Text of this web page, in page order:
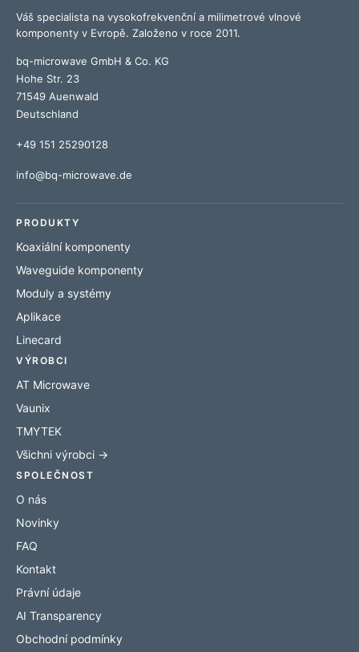
Váš specialista na vysokofrekvenční a milimetrové vlnové
komponenty v Evropě. Založeno v roce 2011.
bq-microwave GmbH & Co. KG
Hohe Str. 23
71549 Auenwald
Deutschland
+49 151 25290128
info@bq-microwave.de
PRODUKTY
Koaxiální komponenty
Waveguide komponenty
Moduly a systémy
Aplikace
Linecard
VÝROBCI
AT Microwave
Vaunix
TMYTEK
Všichni výrobci →
SPOLEČNOST
O nás
Novinky
FAQ
Kontakt
Právní údaje
AI Transparency
Obchodní podmínky